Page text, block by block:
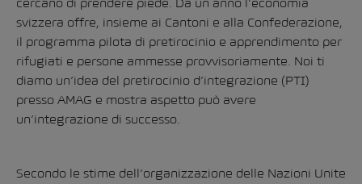
cercano di prendere piede. Da un anno l’economia
svizzera offre, insieme ai Cantoni e alla Confederazione,
il programma pilota di pretirocinio e apprendimento per
rifugiati e persone ammesse provvisoriamente. Noi ti
diamo un’idea del pretirocinio d’integrazione (PTI)
presso AMAG e mostra aspetto può avere
un’integrazione di successo.
Secondo le stime dell’organizzazione delle Nazioni Unite